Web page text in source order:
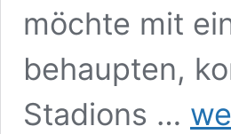
möchte mit
behaupten,
Stadions …
Derby: